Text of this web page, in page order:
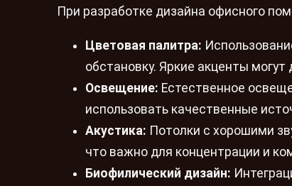
При разработке дизайна офисного
Цветовая палитра:
обстановку. Яркие акценты
Освещение: Естественное
использовать качественные
Акустика: Потолки с хорошими
что важно для концентрации и
Биофилический дизайн: